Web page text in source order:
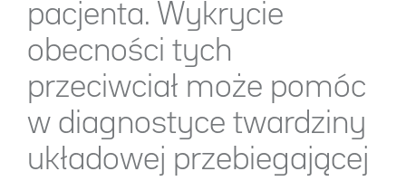
pacjenta. Wykrycie
obecności tych
przeciwciał może pomóc
w diagnostyce twardziny
układowej przebiegającej